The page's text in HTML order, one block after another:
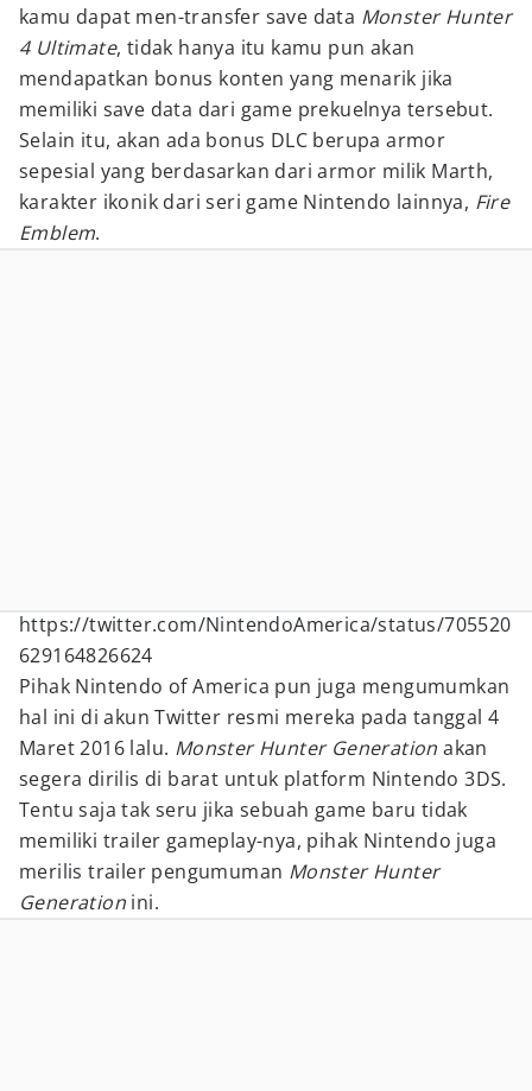
kamu dapat men-transfer save data Monster Hunter
4 Ultimate, tidak hanya itu kamu pun akan
mendapatkan bonus konten yang menarik jika
memiliki save data dari game prekuelnya tersebut.
Selain itu, akan ada bonus DLC berupa armor
sepesial yang berdasarkan dari armor milik Marth,
karakter ikonik dari seri game Nintendo lainnya, Fire
Emblem.
https://twitter.com/NintendoAmerica/status/705520
629164826624
Pihak Nintendo of America pun juga mengumumkan
hal ini di akun Twitter resmi mereka pada tanggal 4
Maret 2016 lalu. Monster Hunter Generation akan
segera dirilis di barat untuk platform Nintendo 3DS.
Tentu saja tak seru jika sebuah game baru tidak
memiliki trailer gameplay-nya, pihak Nintendo juga
merilis trailer pengumuman Monster Hunter
Generation ini.